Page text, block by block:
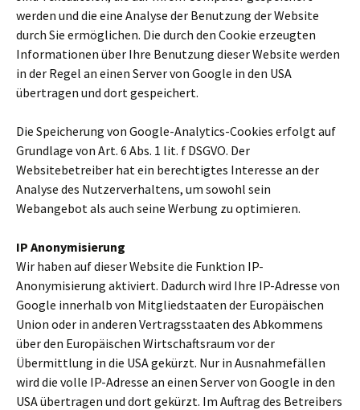
werden und die eine Analyse der Benutzung der Website
durch Sie ermöglichen. Die durch den Cookie erzeugten
Informationen über Ihre Benutzung dieser Website werden
in der Regel an einen Server von Google in den USA
übertragen und dort gespeichert.
Die Speicherung von Google-Analytics-Cookies erfolgt auf
Grundlage von Art. 6 Abs. 1 lit. f DSGVO. Der
Websitebetreiber hat ein berechtigtes Interesse an der
Analyse des Nutzerverhaltens, um sowohl sein
Webangebot als auch seine Werbung zu optimieren.
IP Anonymisierung
Wir haben auf dieser Website die Funktion IP-
Anonymisierung aktiviert. Dadurch wird Ihre IP-Adresse von
Google innerhalb von Mitgliedstaaten der Europäischen
Union oder in anderen Vertragsstaaten des Abkommens
über den Europäischen Wirtschaftsraum vor der
Übermittlung in die USA gekürzt. Nur in Ausnahmefällen
wird die volle IP-Adresse an einen Server von Google in den
USA übertragen und dort gekürzt. Im Auftrag des Betreibers